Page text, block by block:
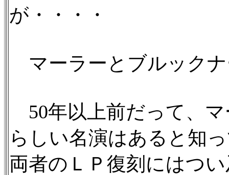
が・・・・
マーラーとブルック
50年以上前だって、
らしい名演はあると知
両者のＬＰ復刻にはつ